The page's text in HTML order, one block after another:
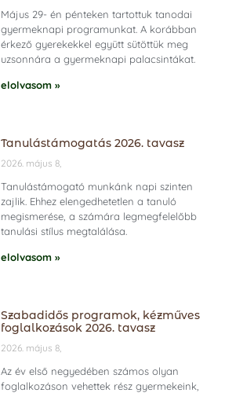
Május 29- én pénteken tartottuk tanodai
gyermeknapi programunkat. A korábban
érkező gyerekekkel együtt sütöttük meg
uzsonnára a gyermeknapi palacsintákat.
elolvasom »
Tanulástámogatás 2026. tavasz
2026. május 8,
Tanulástámogató munkánk napi szinten
zajlik. Ehhez elengedhetetlen a tanuló
megismerése, a számára legmegfelelőbb
tanulási stílus megtalálása.
elolvasom »
Szabadidős programok, kézműves
foglalkozások 2026. tavasz
2026. május 8,
Az év első negyedében számos olyan
foglalkozáson vehettek rész gyermekeink,